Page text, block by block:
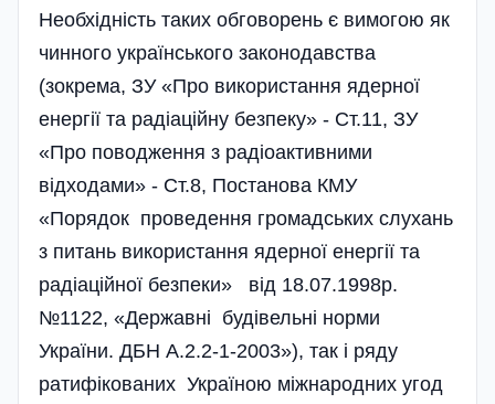
Необхідність таких обговорень є вимогою як
чинного українського законодавства
(зокрема, ЗУ «Про використання ядерної
енергії та радіаційну безпеку» - Ст.11, ЗУ
«Про поводження з радіо­активними
відходами» - Ст.8, Постанова КМУ
«Порядок проведення громадських слухань
з питань використання ядерної енергії та
радіаційної безпеки» від 18.07.1998р.
№1122, «Державні будівельні норми
України. ДБН А.2.2-1-2003»), так і ряду
ратифікованих Україною міжнародних угод